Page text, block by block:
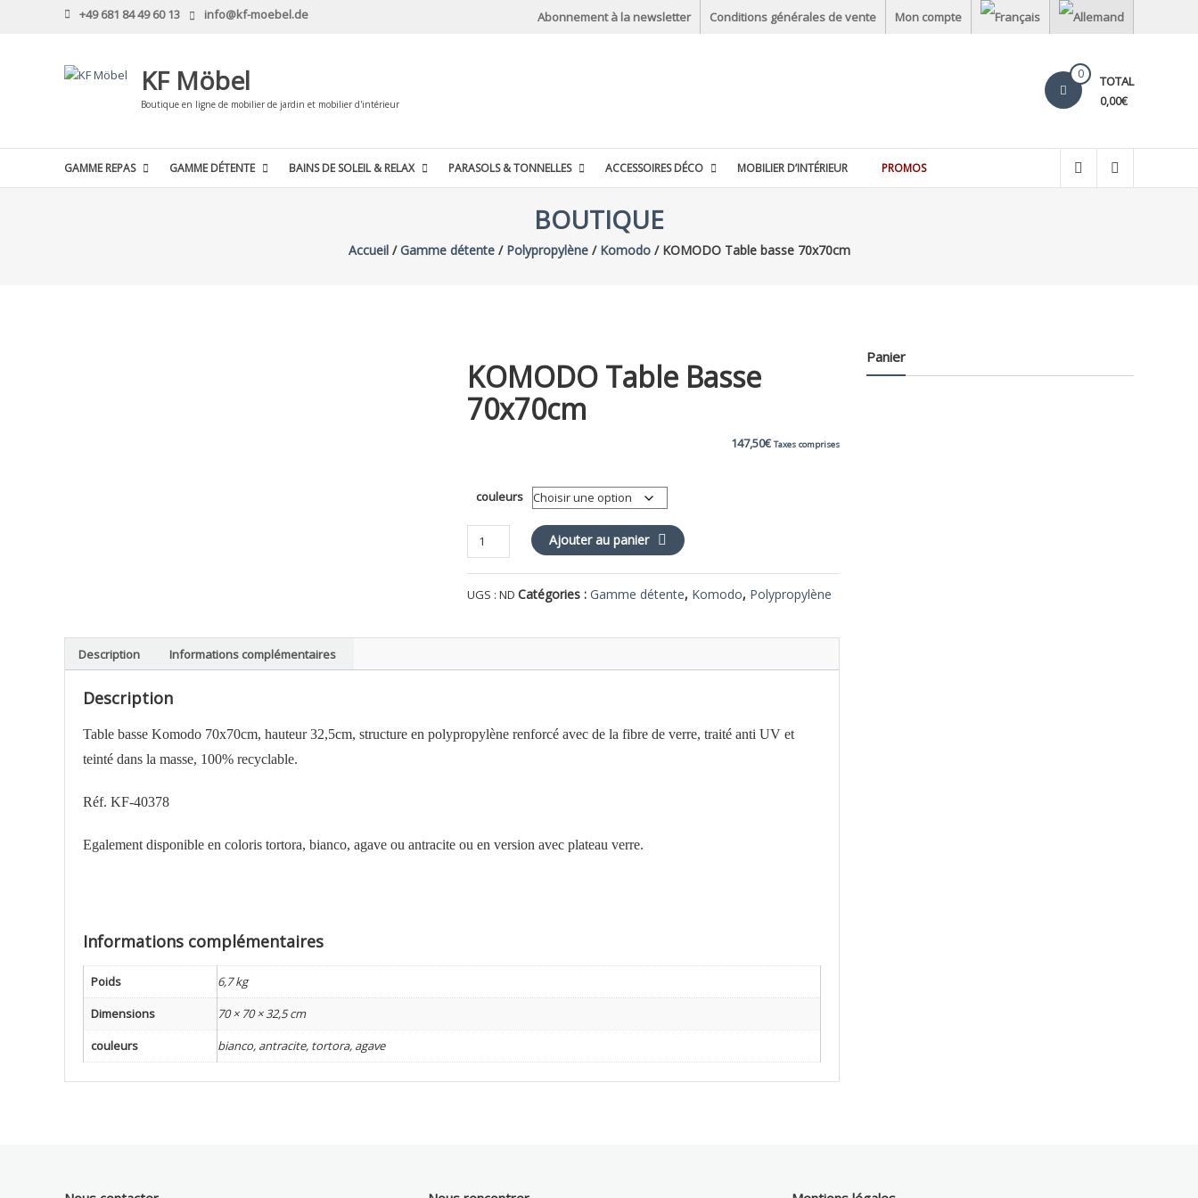
+49 681 84 49 60 13 info@kf-moebel.de Abonnement à la newsletter Conditions générales de vente Mon compte
KF Möbel
Boutique en ligne de mobilier de jardin et mobilier d'intérieur
0 TOTAL
0,00€
GAMME REPAS GAMME DÉTENTE BAINS DE SOLEIL & RELAX PARASOLS & TONNELLES ACCESSOIRES DÉCO MOBILIER D’INTÉRIEUR PROMOS
BOUTIQUE
Accueil/Gamme détente/ Polypropylène/ Komodo/ KOMODO Table basse 70x70cm
KOMODO Table Basse
70x70cm
147,50€ Taxes comprises
couleurs
quantité
de
KOMODO
Table
70x70cm
Ajouter au panier
UGS :ND Catégories :Gamme détente, Komodo, Polypropylène
Description Informations complémentaires
Description
Table basse Komodo 70x70cm, hauteur 32,5cm, structure en polypropylène renforcé avec de la fibre de verre, traité anti UV et
teinté dans la masse, 100% recyclable.
Réf. KF-40378
Egalement disponible en coloris tortora, bianco, agave ou antracite ou en version avec plateau verre.
Informations complémentaires
Poids
6,7 kg
Dimensions
70 × 70 × 32,5 cm
couleurs
bianco, antracite, tortora, agave
Panier